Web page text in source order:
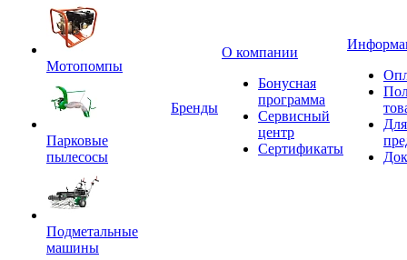
Мотопомпы
Парковые
пылесосы
Подметальные
машины
Бренды
О компании
Бонусная
программа
Сервисный
центр
Сертификаты
Для